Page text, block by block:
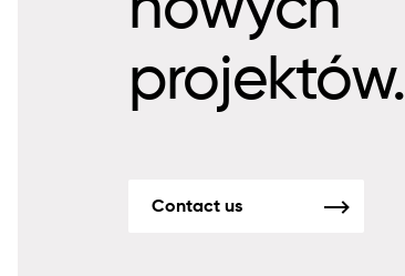
projektów.
Contact us